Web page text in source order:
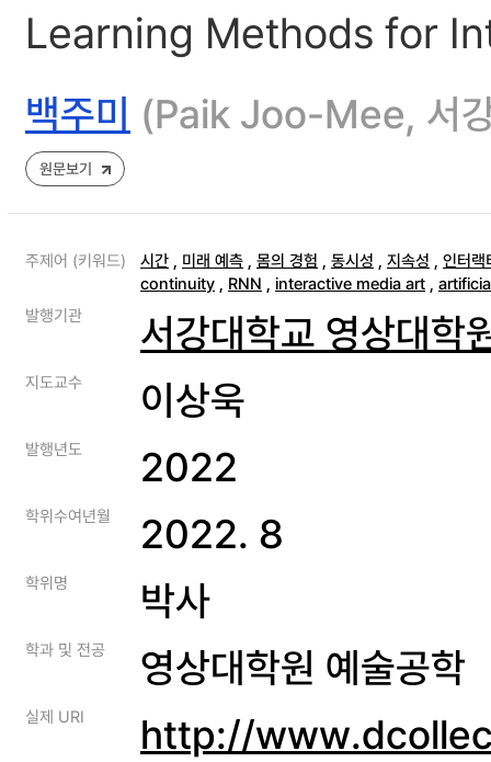
Learning Methods for
백주미 (Paik Joo-Mee, 서
원문보기
주제어 (키워드) 시간 , 미래 예측 , 몸의 경험 , 동시성 , 지속성 , 인터랙
continuity , RNN , interactive media art ,
발행기관
서강대학교 영상대학
지도교수 이상욱
발행년도 2022
학위수여년월 2022. 8
학위명 박사
학과 및 전공 영상대학원 예술공학
실제 URI http://